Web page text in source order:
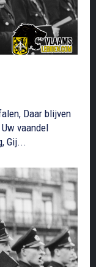
Daar blijven
vaandel
Gij...